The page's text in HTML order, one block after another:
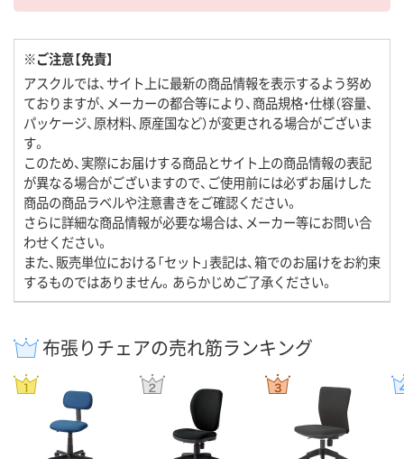
※ご注意【免責】
アスクルでは、サイト上に最新の商品情報を表示するよう努め
ておりますが、メーカーの都合等により、商品規格・仕様（容量、
パッケージ、原材料、原産国など）が変更される場合がございま
す。
このため、実際にお届けする商品とサイト上の商品情報の表記
が異なる場合がございますので、ご使用前には必ずお届けした
商品の商品ラベルや注意書きをご確認ください。
さらに詳細な商品情報が必要な場合は、メーカー等にお問い合
わせください。
また、販売単位における「セット」表記は、箱でのお届けをお約束
するものではありません。あらかじめご了承ください。
布張りチェアの売れ筋ランキング